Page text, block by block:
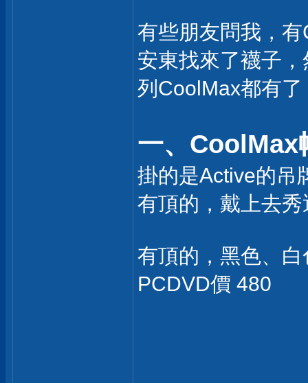
有些朋友問我，
安東找來了襪子
列CoolMax都有了
一、CoolMax
掛的是Active的吊
有頂的，戴上去
有頂的，黑色、
PCDVD價 480